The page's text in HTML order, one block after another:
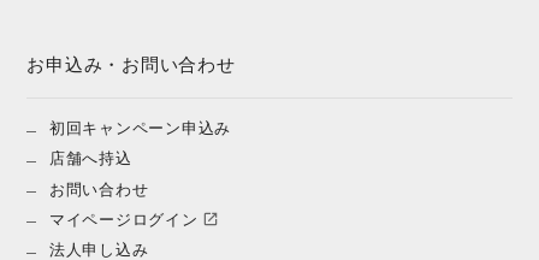
お申込み・お問い合わせ
初回キャンペーン申込み
店舗へ持込
お問い合わせ
マイページログイン
法人申し込み